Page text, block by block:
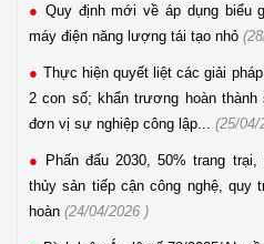
Quy định mới về áp dụng biểu
máy điện năng lượng tái tạo nhỏ
Thực hiện quyết liệt các giải
2 con số; khẩn trương hoàn thành
đơn vị sự nghiệp công lập...
(25/04/
Phấn đấu 2030, 50% trang trại,
thủy sản tiếp cận công nghệ, quy
hoàn (24/04/2026 )